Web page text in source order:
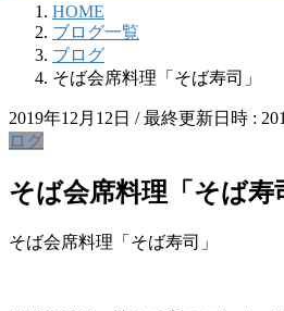
HOME
ブログ一覧
ブログ
そば会席料理「そば寿司」
2019年12月12日 / 最終更新日時 :
ログ
そば会席料理「そば寿
そば会席料理「そば寿司」